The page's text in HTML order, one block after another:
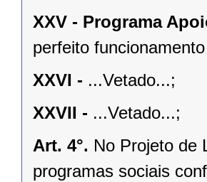
XXV - Programa
perfeito
XXVI - ...Vetado...;
XXVII - ...Vetado...;
Art. 4°. No Projeto de
programas sociais